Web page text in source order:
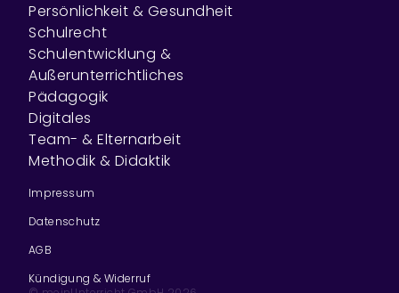
Persönlichkeit & Gesundheit
Schulrecht
Schulentwicklung &
Außerunterrichtliches
Pädagogik
Digitales
Team- & Elternarbeit
Methodik & Didaktik
Impressum
Datenschutz
AGB
Kündigung & Widerruf